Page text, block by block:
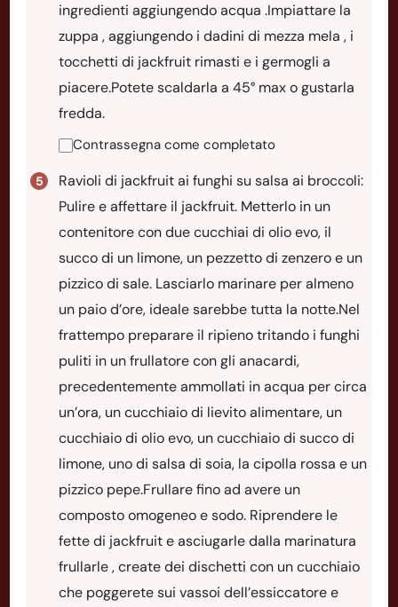
ingredienti aggiungendo acqua .Impiattare la
zuppa , aggiungendo i dadini di mezza mela , i
tocchetti di jackfruit rimasti e i germogli a
piacere.Potete scaldarla a 45° max o gustarla
fredda.
Contrassegna come completato
Ravioli di jackfruit ai funghi su salsa ai broccoli:
Pulire e affettare il jackfruit. Metterlo in un
contenitore con due cucchiai di olio evo, il
succo di un limone, un pezzetto di zenzero e un
pizzico di sale. Lasciarlo marinare per almeno
un paio d’ore, ideale sarebbe tutta la notte.Nel
frattempo preparare il ripieno tritando i funghi
puliti in un frullatore con gli anacardi,
precedentemente ammollati in acqua per circa
un’ora, un cucchiaio di lievito alimentare, un
cucchiaio di olio evo, un cucchiaio di succo di
limone, uno di salsa di soia, la cipolla rossa e un
pizzico pepe.Frullare fino ad avere un
composto omogeneo e sodo. Riprendere le
fette di jackfruit e asciugarle dalla marinatura
frullarle , create dei dischetti con un cucchiaio
che poggerete sui vassoi dell’essiccatore e